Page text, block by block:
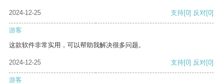
2024-12-25 支持[0] 反对[0]
游客
这款软件非常实用，可以帮助我解决很多问题。
2024-12-25 支持[0] 反对[0]
游客